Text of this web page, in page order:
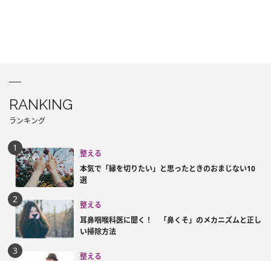
RANKING
ランキング
整える
本気で「縁を切りたい」と思ったときのおまじない10
選
整える
耳鼻咽喉科医に聞く！ 「鼻くそ」のメカニズムと正し
い掃除方法
整える